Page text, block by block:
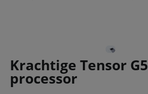
Krachtige Tensor G5
processor